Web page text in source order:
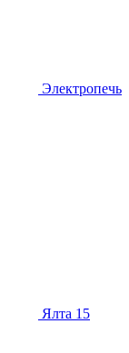
Электропечь
Ялта 15